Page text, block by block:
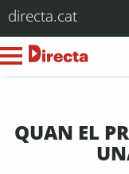
directa.cat
QUAN EL